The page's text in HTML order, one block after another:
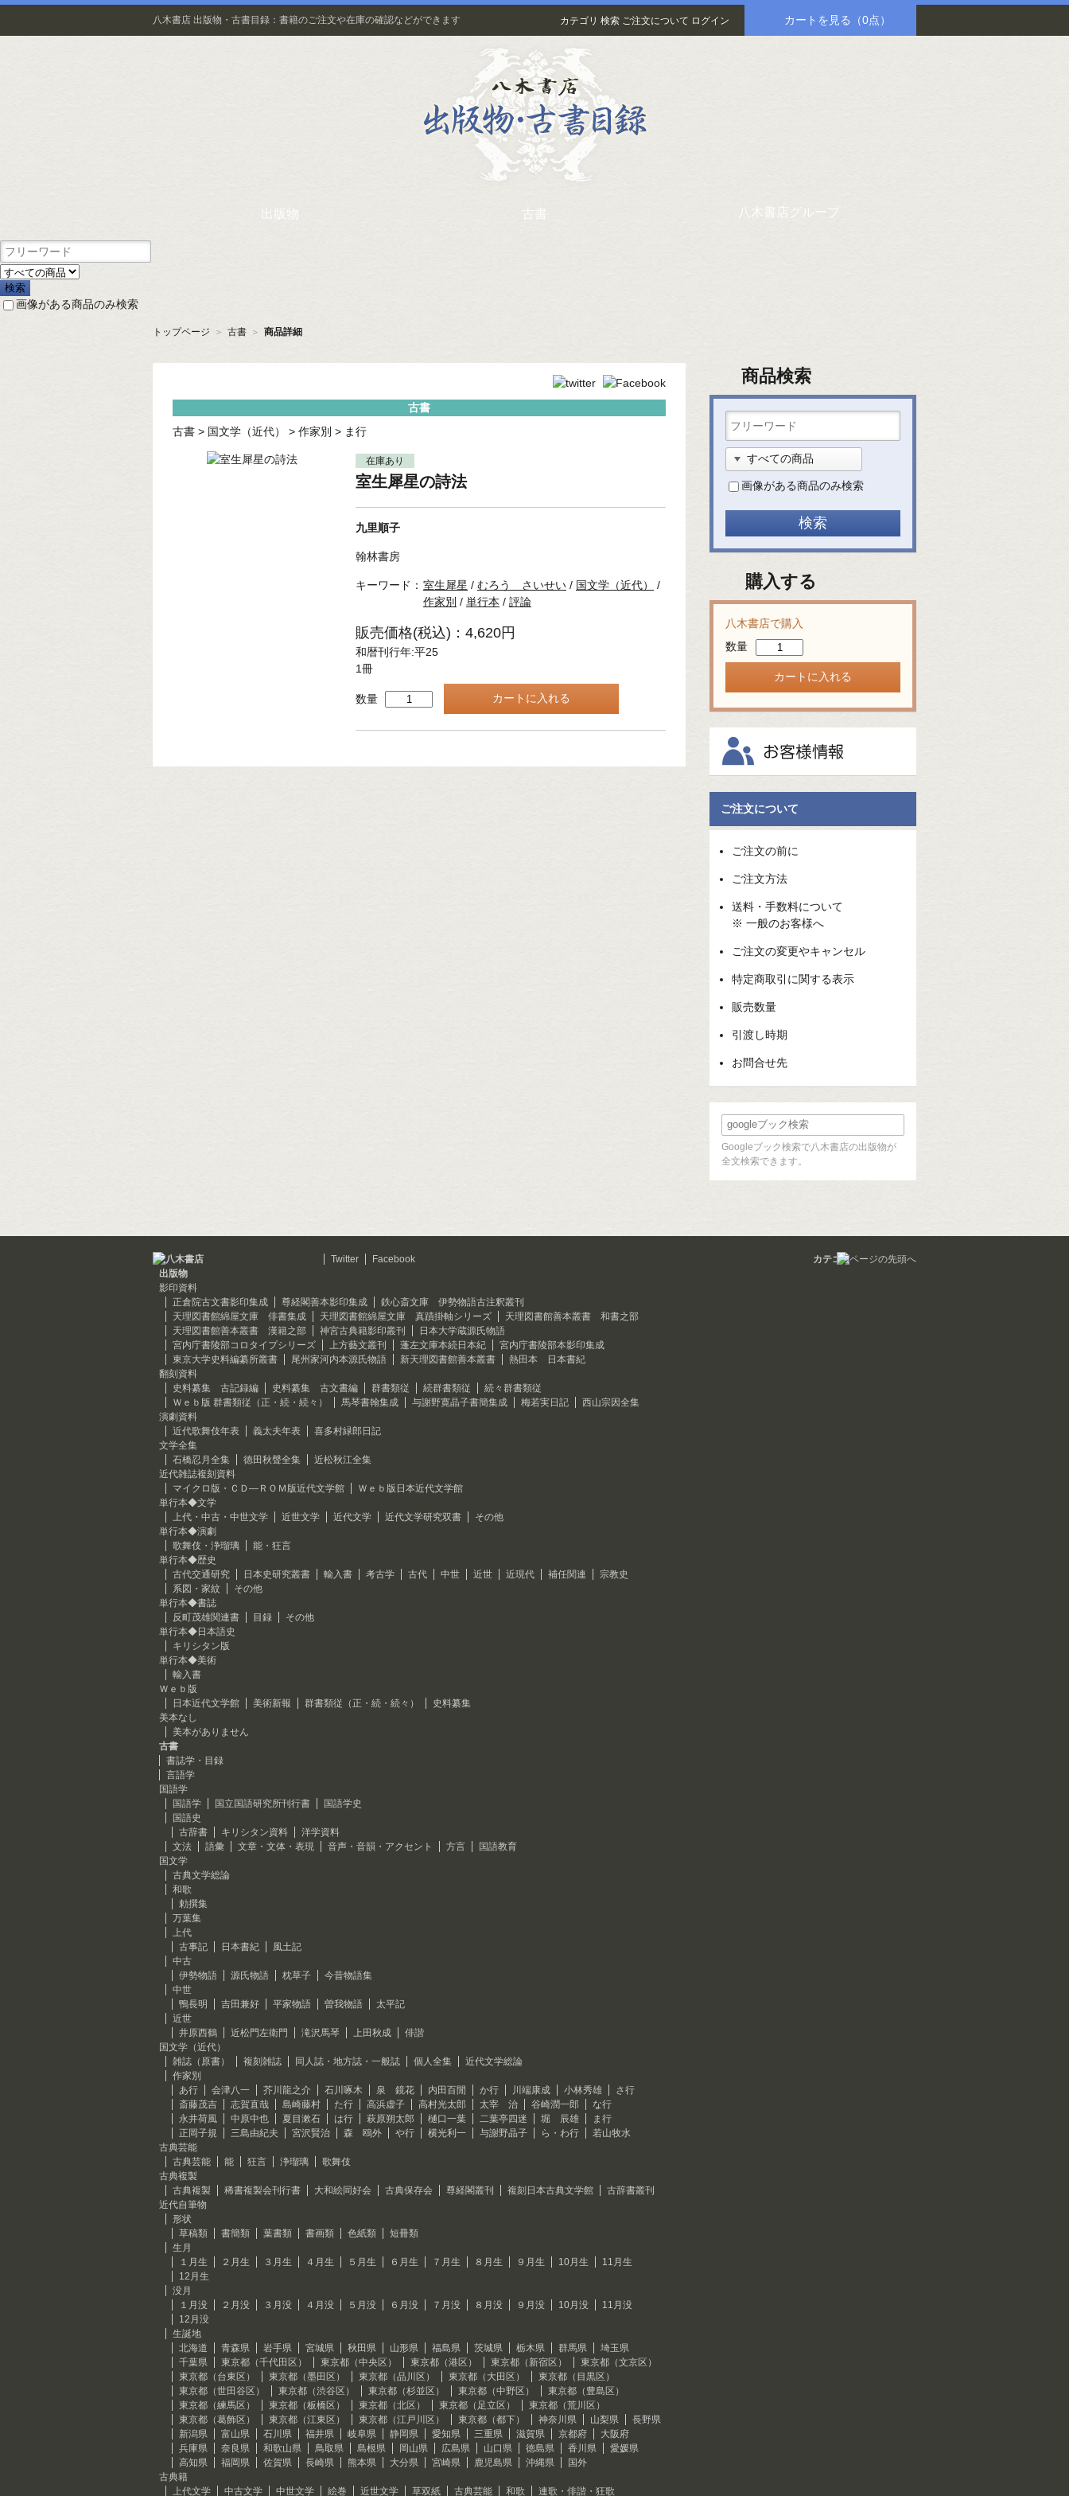
八木書店 出版物・古書目録：書籍のご注文や在庫の確認などができます カテゴリ 検索 ご注文について ログイン カートを見る （0点）
出版物 古書 八木書店グループ
画像がある商品のみ検索
トップページ ＞ 古書 ＞ 商品詳細
古書
古書 > 国文学（近代） > 作家別 > ま行
在庫あり
室生犀星の詩法
九里順子
翰林書房
キーワード： 室生犀星 / むろう さいせい / 国文学（近代）
/
作家別 / 単行本 / 評論
販売価格(税込)：4,620円
和暦刊行年:平25
1冊
数量
商品検索
画像がある商品のみ検索
購入する
八木書店で購入
数量
ご注文について
ご注文の前に
ご注文方法
送料・手数料について
※ 一般のお客様へ
ご注文の変更やキャンセル
特定商取引に関する表示
販売数量
引渡し時期
お問合せ先
Googleブック検索で八木書店の出版物が
全文検索できます。
Twitter Facebook
カテゴリ
出版物
影印資料
正倉院古文書影印集成
尊経閣善本影印集成
鉄心斎文庫 伊勢物語古注釈叢刊
天理図書館綿屋文庫 俳書集成
天理図書館綿屋文庫 真蹟掛軸シリーズ
天理図書館善本叢書 和書之部
天理図書館善本叢書 漢籍之部
神宮古典籍影印叢刊
日本大学蔵源氏物語
宮内庁書陵部コロタイプシリーズ
上方藝文叢刊 蓬左文庫本続日本紀
宮内庁書陵部本影印集成
東京大学史料編纂所叢書
尾州家河内本源氏物語 新天理図書館善本叢書
熱田本 日本書紀
翻刻資料
史料纂集 古記録編
史料纂集 古文書編 群書類従 続群書類従
続々群書類従
Ｗｅｂ版 群書類従（正・続・続々）
馬琴書翰集成 与謝野寛晶子書簡集成 梅若実日記
西山宗因全集
演劇資料
近代歌舞伎年表
義太夫年表
喜多村緑郎日記
文学全集
石橋忍月全集
徳田秋聲全集
近松秋江全集
近代雑誌複刻資料
マイクロ版・ＣＤ―ＲＯＭ版近代文学館
Ｗｅｂ版日本近代文学館
単行本◆文学
上代・中古・中世文学
近世文学 近代文学 近代文学研究双書
その他
単行本◆演劇
歌舞伎・浄瑠璃
能・狂言
単行本◆歴史
古代交通研究
日本史研究叢書 輸入書 考古学 古代 中世 近世 近現代 補任関連
宗教史
系図・家紋
その他
単行本◆書誌
反町茂雄関連書
目録
その他
単行本◆日本語史
キリシタン版
単行本◆美術
輸入書
Ｗｅｂ版
日本近代文学館
美術新報 群書類従（正・続・続々）
史料纂集
美本なし
美本がありません
古書
書誌学・目録
言語学
国語学
国語学
国立国語研究所刊行書
国語学史
国語史
古辞書
キリシタン資料
洋学資料
文法
語彙 文章・文体・表現 音声・音韻・アクセント 方言
国語教育
国文学
古典文学総論
和歌
勅撰集
万葉集
上代
古事記
日本書紀
風土記
中古
伊勢物語
源氏物語 枕草子
今昔物語集
中世
鴨長明
吉田兼好 平家物語 曽我物語
太平記
近世
井原西鶴
近松門左衛門 滝沢馬琴 上田秋成
俳諧
国文学（近代）
雑誌（原書）
複刻雑誌 同人誌・地方誌・一般誌 個人全集
近代文学総論
作家別
あ行
会津八一 芥川龍之介 石川啄木 泉 鏡花 内田百閒 か行 川端康成 小林秀雄
さ行
斎藤茂吉
志賀直哉 島崎藤村 た行 高浜虚子 高村光太郎 太宰 治 谷崎潤一郎
な行
永井荷風
中原中也 夏目漱石 は行 萩原朔太郎 樋口一葉 二葉亭四迷 堀 辰雄
ま行
正岡子規
三島由紀夫 宮沢賢治 森 鴎外 や行 横光利一 与謝野晶子 ら・わ行
若山牧水
古典芸能
古典芸能
能 狂言 浄瑠璃
歌舞伎
古典複製
古典複製
稀書複製会刊行書 大和絵同好会 古典保存会 尊経閣叢刊 複刻日本古典文学館
古辞書叢刊
近代自筆物
形状
草稿類
書簡類 葉書類 書画類 色紙類
短冊類
生月
１月生
２月生 ３月生 ４月生 ５月生 ６月生 ７月生 ８月生 ９月生 10月生
11月生
12月生
没月
１月没
２月没 ３月没 ４月没 ５月没 ６月没 ７月没 ８月没 ９月没 10月没
11月没
12月没
生誕地
北海道
青森県 岩手県 宮城県 秋田県 山形県 福島県 茨城県 栃木県 群馬県
埼玉県
千葉県
東京都（千代田区） 東京都（中央区） 東京都（港区） 東京都（新宿区）
東京都（文京区）
東京都（台東区）
東京都（墨田区） 東京都（品川区） 東京都（大田区）
東京都（目黒区）
東京都（世田谷区）
東京都（渋谷区） 東京都（杉並区） 東京都（中野区）
東京都（豊島区）
東京都（練馬区）
東京都（板橋区） 東京都（北区） 東京都（足立区）
東京都（荒川区）
東京都（葛飾区）
東京都（江東区） 東京都（江戸川区） 東京都（都下） 神奈川県 山梨県
長野県
新潟県
富山県 石川県 福井県 岐阜県 静岡県 愛知県 三重県 滋賀県 京都府
大阪府
兵庫県
奈良県 和歌山県 鳥取県 島根県 岡山県 広島県 山口県 徳島県 香川県
愛媛県
高知県
福岡県 佐賀県 長崎県 熊本県 大分県 宮崎県 鹿児島県 沖縄県
国外
古典籍
上代文学
中古文学 中世文学 絵巻 近世文学 草双紙 古典芸能 和歌 連歌・俳諧・狂歌